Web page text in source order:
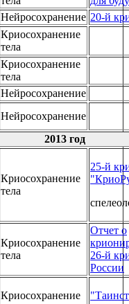
Нейросохранение 20-й
Криосохранение
тела
Криосохранение
тела
Нейросохранение
Нейросохранение
2013 год
Криосохранение
тела
25-й
Криосохранение
тела
Отчет о
26-й
России
Криосохранение